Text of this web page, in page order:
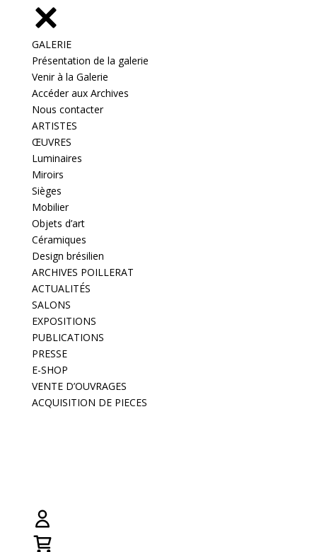
GALERIE
Présentation de la galerie
Venir à la Galerie
Accéder aux Archives
Nous contacter
ARTISTES
ŒUVRES
Luminaires
Miroirs
Sièges
Mobilier
Objets d’art
Céramiques
Design brésilien
ARCHIVES POILLERAT
ACTUALITÉS
SALONS
EXPOSITIONS
PUBLICATIONS
PRESSE
E-SHOP
VENTE D’OUVRAGES
ACQUISITION DE PIECES